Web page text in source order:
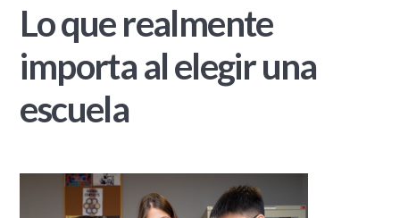
Lo que realmente
importa al elegir una
escuela